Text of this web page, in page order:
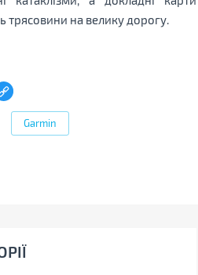
трясовини на велику дорогу.
Garmin